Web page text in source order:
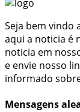
Seja bem vindo
aqui a noticia é
noticia em
e envie nosso
informado
Mensagens